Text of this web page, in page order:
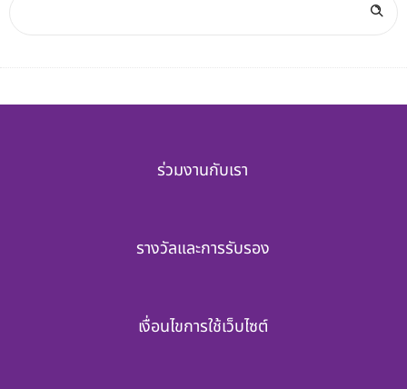
ร่วมงานกับเรา
รางวัลและการรับรอง
เงื่อนไขการใช้เว็บไซต์